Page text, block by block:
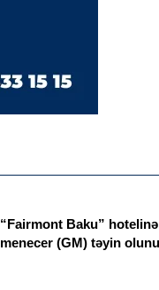
“Fairmont Baku”
menecer (GM) təyin